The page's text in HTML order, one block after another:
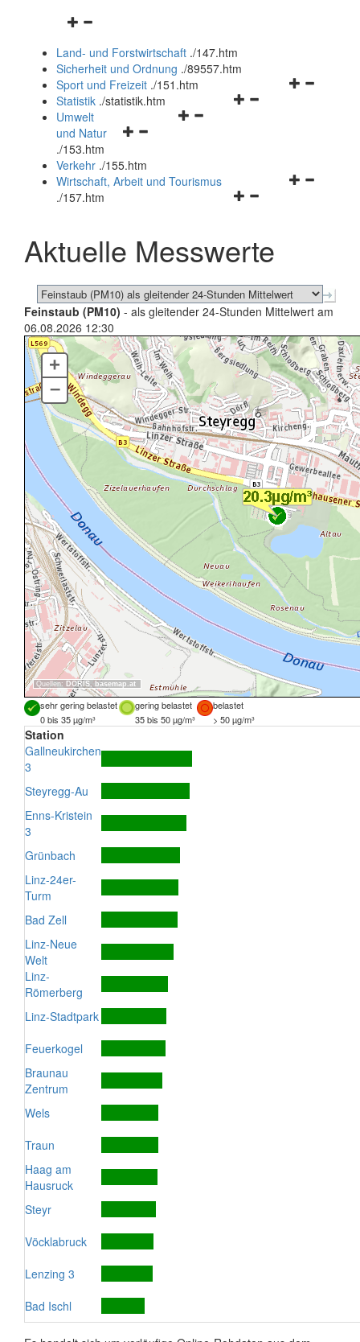
Navigationsmenü
und
schließen
Land- und Forstwirtschaft ./147.htm
Sicherheit und Ordnung ./89557.htm
Navigationsmenü
Sport und Freizeit ./151.htm
Navigationsmenü
Statistik ./statistik.htm
Navigationsmenü
und
schließen
Umwelt
und Natur
./153.htm
Verkehr ./155.htm
Navigationsmenü
schließen
Wirtschaft, Arbeit und Tourismus
./157.htm
Aktuelle Messwerte
Feinstaub (PM10) - als gleitender 24-Stunden Mittelwert am
06.08.2026 12:30
Quellen: DORIS, basemap.at
+
–
sehr gering belastet gering belastet
belastet
0 bis 35 µg/m³
35 bis 50 µg/m³ > 50 µg/m³
Station
Gallneukirchen
3
Steyregg-Au
Enns-Kristein
3
Grünbach
Linz-24er-
Turm
Bad Zell
Linz-Neue
Welt
Linz-
Römerberg
Linz-Stadtpark
Feuerkogel
Braunau
Zentrum
Wels
Traun
Haag am
Hausruck
Steyr
Vöcklabruck
Lenzing 3
Bad Ischl